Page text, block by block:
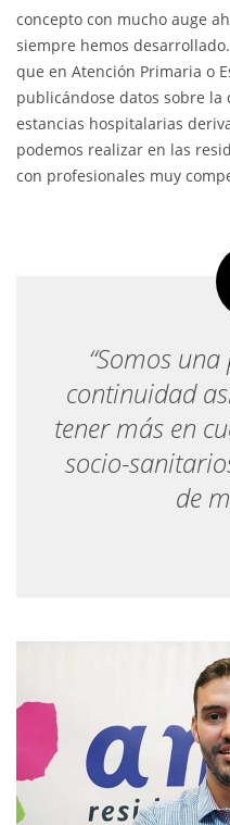
concepto con mucho auge
siempre hemos
que en Atención Primaria o
publicándose datos sobre
estancias hospitalarias
podemos realizar en las
con profesionales muy
“Somos
continuidad
tener más en
socio-
de